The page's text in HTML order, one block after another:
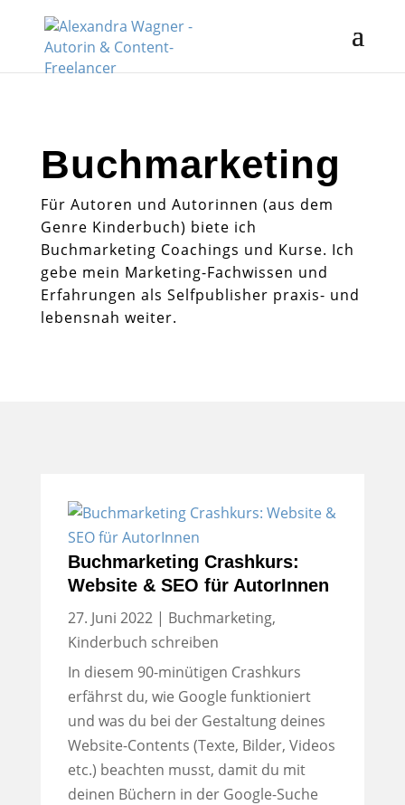
Buchmarketing
Für Autoren und Autorinnen (aus dem
Genre Kinderbuch) biete ich
Buchmarketing Coachings und Kurse. Ich
gebe mein Marketing-Fachwissen und
Erfahrungen als Selfpublisher praxis- und
lebensnah weiter.
Buchmarketing Crashkurs:
Website & SEO für AutorInnen
27. Juni 2022| Buchmarketing,
Kinderbuch schreiben
In diesem 90-minütigen Crashkurs
erfährst du, wie Google funktioniert
und was du bei der Gestaltung deines
Website-Contents (Texte, Bilder, Videos
etc.) beachten musst, damit du mit
deinen Büchern in der Google-Suche